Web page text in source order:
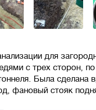
для
с трех сторон,
Была сделана
фановый стояк